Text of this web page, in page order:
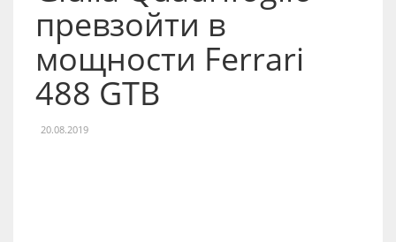
превзойти в
мощности Ferrari
488 GTB
20.08.2019